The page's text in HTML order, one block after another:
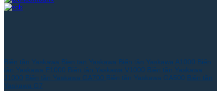
Biến tần Yaskawa Bien tan Yaskawa Biến tần Yaskawa A1000 Biến
tần Yaskawa E1000 Biến tần Yaskawa V1000 Biến tần Yaskawa
J1000 Biến tần Yaskawa GA700 Biến tần Yaskawa GA500 Biến tần
Yaskawa G7